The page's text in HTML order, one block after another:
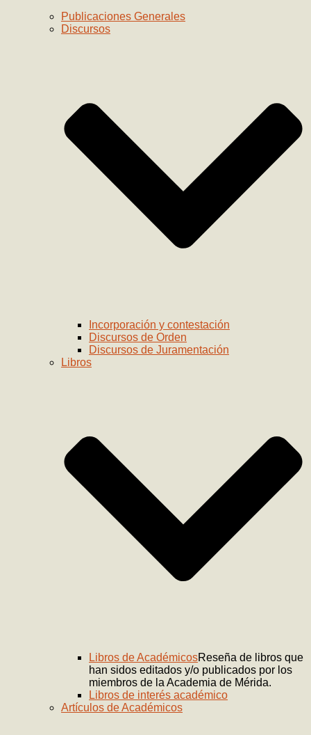
Publicaciones Generales
Discursos
Incorporación y contestación
Discursos de Orden
Discursos de Juramentación
Libros
Libros de AcadémicosReseña de libros que
han sidos editados y/o publicados por los
miembros de la Academia de Mérida.
Libros de interés académico
Artículos de Académicos